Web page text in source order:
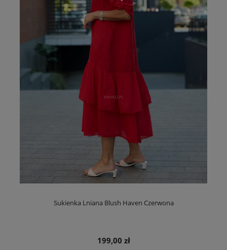
Sukienka Lniana Blush Haven Czerwona
199,00 zł